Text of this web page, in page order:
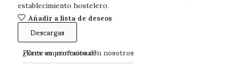
establecimiento hostelero.
Añadir a lista de deseos
Descargas
¿Eres un profesional?
Ponte en contacto con nosotros